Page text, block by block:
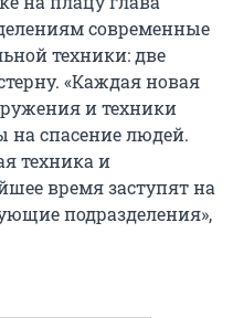
современные
техники: две
«Каждая новая
и техники
на спасение людей.
техника и
время заступят на
подразделения»,